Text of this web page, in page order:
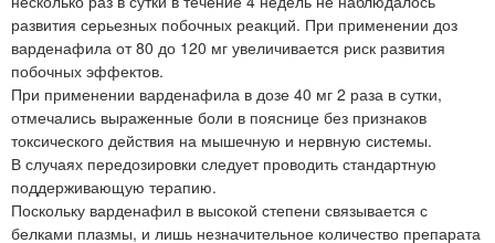
развития серьезных побочных реакций. При применении доз
варденафила от 80 до 120 мг увеличивается риск развития
побочных эффектов.
При применении варденафила в дозе 40 мг 2 раза в сутки,
отмечались выраженные боли в пояснице без признаков
токсического действия на мышечную и нервную системы.
В случаях передозировки следует проводить стандартную
поддерживающую терапию.
Поскольку варденафил в высокой степени связывается с
белками плазмы, и лишь незначительное количество препарата